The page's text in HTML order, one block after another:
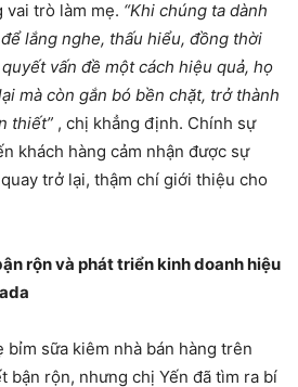
vai trò làm mẹ. “Khi chúng ta dành
lắng nghe, thấu hiểu, đồng thời
vấn đề một cách hiệu quả, họ
mà còn gắn bó bền chặt, trở thành
thiết” , chị khẳng định. Chính sự
khách hàng cảm nhận được sự
trở lại, thậm chí giới thiệu cho
rộn và phát triển kinh doanh hiệu
bỉm sữa kiêm nhà bán hàng trên
bận rộn, nhưng chị Yến đã tìm ra bí